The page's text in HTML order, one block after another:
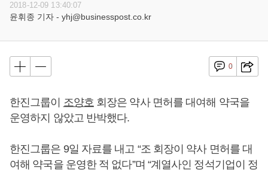
2018-12-09 13:40:07
윤휘종 기자 - yhj@businesspost.co.kr
0
한진그룹이 조양호회장은 약사 면허를 대여해 약국을
운영하지 않았고 반박했다.
한진그룹은 9일 자료를 내고 “조 회장이 약사 면허를 대
여해 약국을 운영한 적 없다”며 “계열사인 정석기업이 정